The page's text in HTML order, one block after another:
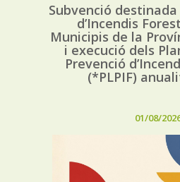
Subvenció
d’Incendis
Municipis de la
i execució dels
Prevenció
(*PLPIF)
01/08/